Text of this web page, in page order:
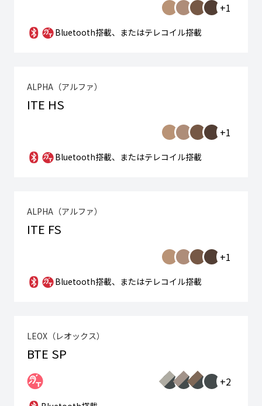
+1
Bluetooth搭載、またはテレコイル搭載
ALPHA（アルファ）
ITE HS
+1
Bluetooth搭載、またはテレコイル搭載
ALPHA（アルファ）
ITE FS
+1
Bluetooth搭載、またはテレコイル搭載
LEOX（レオックス）
BTE SP
+2